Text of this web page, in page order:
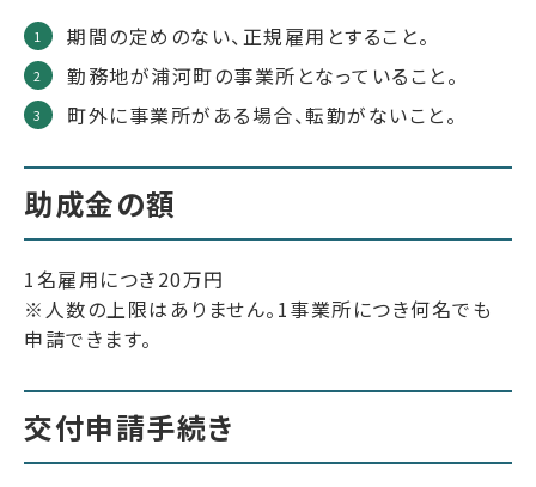
期間の定めのない、正規雇用とすること。
勤務地が浦河町の事業所となっていること。
町外に事業所がある場合、転勤がないこと。
助成金の額
1名雇用につき20万円
※人数の上限はありません。1事業所につき何名でも
申請できます。
交付申請手続き